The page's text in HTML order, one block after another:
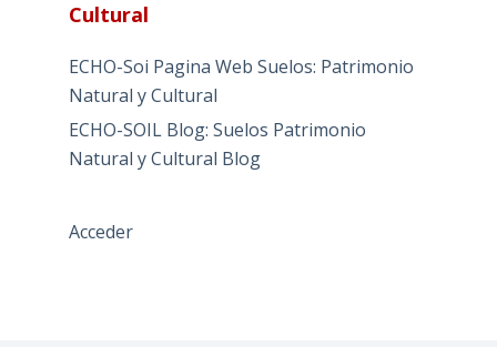
Cultural
ECHO-Soi Pagina Web Suelos: Patrimonio
Natural y Cultural
ECHO-SOIL Blog: Suelos Patrimonio
Natural y Cultural Blog
Acceder